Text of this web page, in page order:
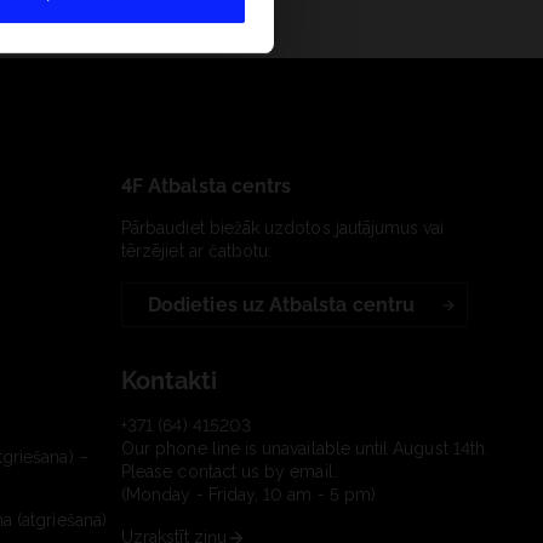
–
(atgriešana)
4F Atbalsta centrs
Pārbaudiet biežāk uzdotos jautājumus vai
tērzējiet ar čatbotu:
Dodieties uz Atbalsta centru
Kontakti
+371 (64) 415203
Our phone line is unavailable until August 14th.
Please contact us by email.
(Monday - Friday, 10 am - 5 pm)
Uzrakstīt ziņu